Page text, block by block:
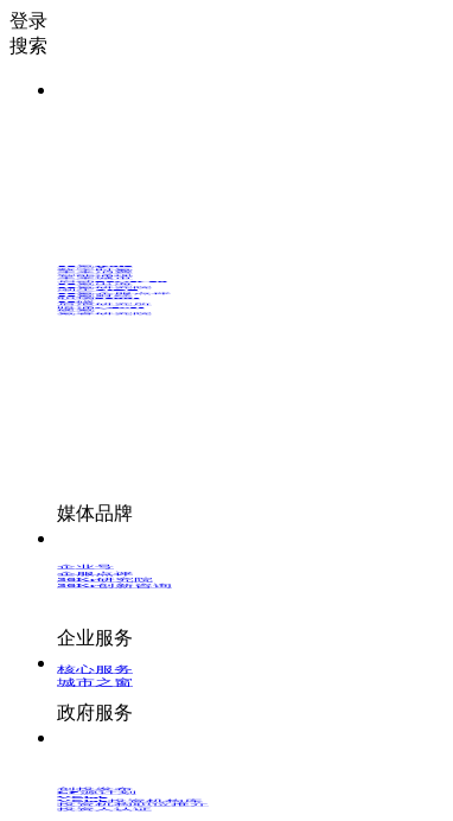
登录
搜索
36氪Auto
未来消费
未来城市
36氪出海
硬氪
媒体品牌
企业号
企服点评
36Kr研究院
36Kr创新咨询
企业服务
核心服务
城市之窗
政府服务
创投发布
LP源计划
VClub
VClub投资机构库
投资机构职位推介
投资人认证